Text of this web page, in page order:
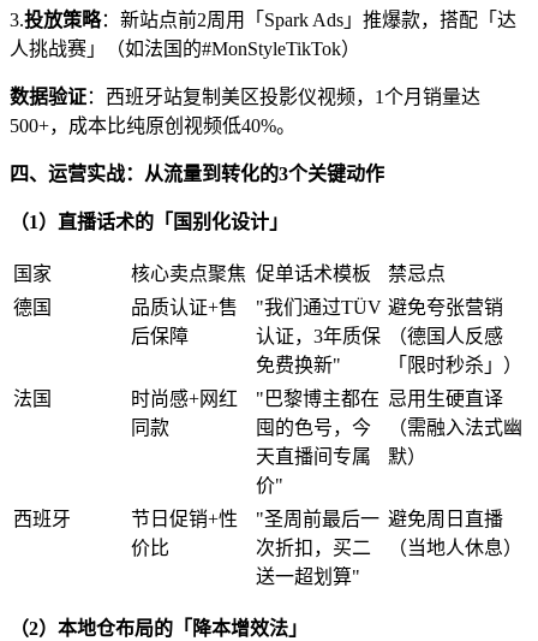
3.投放策略：新站点前2周用「 Spark Ads 」推爆款，搭配「达
人挑战赛」（如法国的#MonStyleTikTok）
数据验证：西班牙站复制美区投影仪视频， 1个月销量达
500+，成本比纯原创视频低40%。
四、运营实战：从流量到转化的3个关键动作
（1）直播话术的「国别化设计」
国家 核心卖点聚焦 促单话术模板
禁忌点
德国
品质认证+售
后保障
"我们通过TÜV
认证， 3年质保
免费换新"
避免夸张营销
（德国人反感
「限时秒杀」）
法国
时尚感+网红
同款
" 巴黎博主都在
囤的色号，今
天直播间专属
价"
忌用生硬直译
（需融入法式幽
默）
西班牙 节日促销+性
价比
"圣周前最后一
次折扣，买二
送一超划算"
避免周日直播
（当地人休息）
（2）本地仓布局的「降本增效法」